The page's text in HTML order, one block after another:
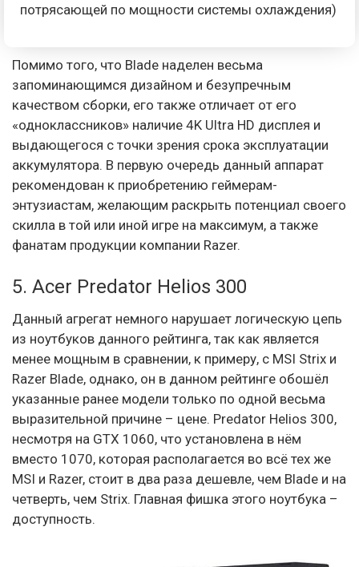
потрясающей по мощности системы охлаждения)
Помимо того, что Blade наделен весьма
запоминающимся дизайном и безупречным
качеством сборки, его также отличает от его
«одноклассников» наличие 4K Ultra HD дисплея и
выдающегося с точки зрения срока эксплуатации
аккумулятора. В первую очередь данный аппарат
рекомендован к приобретению геймерам-
энтузиастам, желающим раскрыть потенциал своего
скилла в той или иной игре на максимум, а также
фанатам продукции компании Razer.
5. Acer Predator Helios 300
Данный агрегат немного нарушает логическую цепь
из ноутбуков данного рейтинга, так как является
менее мощным в сравнении, к примеру, с MSI Strix и
Razer Blade, однако, он в данном рейтинге обошёл
указанные ранее модели только по одной весьма
выразительной причине – цене. Predator Helios 300,
несмотря на GTX 1060, что установлена в нём
вместо 1070, которая располагается во всё тех же
MSI и Razer, стоит в два раза дешевле, чем Blade и на
четверть, чем Strix. Главная фишка этого ноутбука –
доступность.